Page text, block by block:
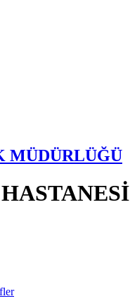
MÜDÜRLÜĞÜ